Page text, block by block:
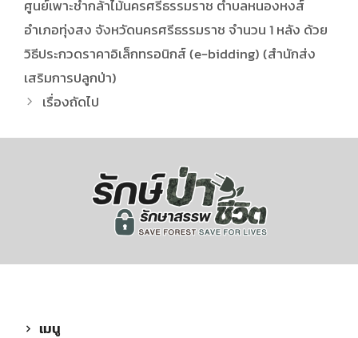
ศูนย์เพาะชำกล้าไม้นครศรีธรรมราช ตำบลหนองหงส์
อำเภอทุ่งสง จังหวัดนครศรีธรรมราช จำนวน 1 หลัง ด้วย
วิธีประกวดราคาอิเล็กทรอนิกส์ (e-bidding) (สำนักส่ง
เสริมการปลูกป่า)
เรื่องถัดไป
เมนู